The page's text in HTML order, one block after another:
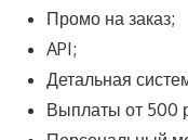
Промо на заказ;
API;
Детальная
Выплаты от 500